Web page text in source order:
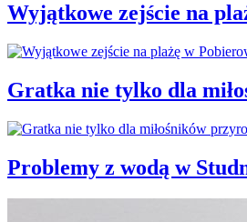
Wyjątkowe zejście na
Gratka nie tylko dla
Problemy z wodą w